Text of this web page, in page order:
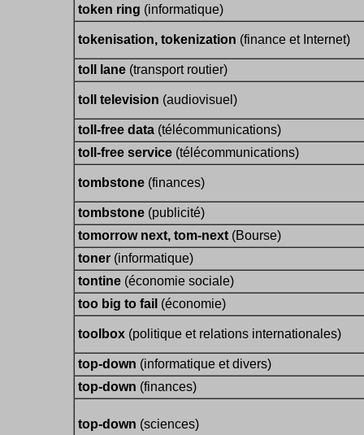
token ring (informatique)
tokenisation, tokenization (finance et Internet)
toll lane (transport routier)
toll television (audiovisuel)
toll-free data (télécommunications)
toll-free service (télécommunications)
tombstone (finances)
tombstone (publicité)
tomorrow next, tom-next (Bourse)
toner (informatique)
tontine (économie sociale)
too big to fail (économie)
toolbox (politique et relations internationales)
top-down (informatique et divers)
top-down (finances)
top-down (sciences)